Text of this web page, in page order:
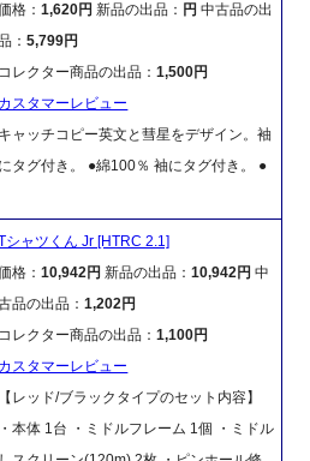
格：1,620円新品の出品： 円 中古品の出
：5,799円
コレクター商品の出品：1,500円
カスタマーレビュー
キャッチコピー英文と彗星をデザイン。袖
にタグ付き。 ●綿100％ 袖にタグ付き。 ●
シャツくん Jr [HTRC 2.1]
格：10,942円新品の出品：10,942円 中
品の出品：1,202円
コレクター商品の出品：1,100円
カスタマーレビュー
【レッド/ブラックタイプのセット内容】
・本体 1台 ・ミドルフレーム 1個 ・ミドル